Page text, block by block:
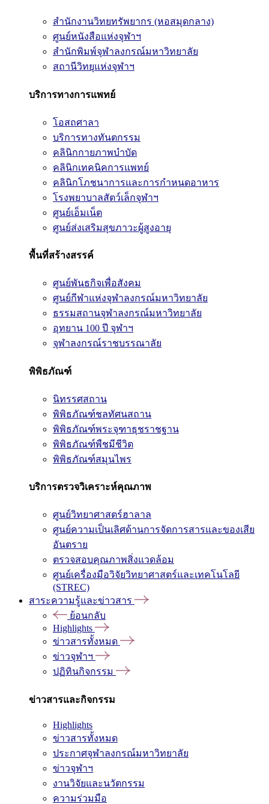
สำนักงานวิทยทรัพยากร (หอสมุดกลาง)
ศูนย์หนังสือแห่งจุฬาฯ
สำนักพิมพ์จุฬาลงกรณ์มหาวิทยาลัย
สถานีวิทยุแห่งจุฬาฯ
บริการทางการแพทย์
โอสถศาลา
บริการทางทันตกรรม
คลินิกกายภาพบำบัด
คลินิกเทคนิคการแพทย์
คลินิกโภชนาการและการกำหนดอาหาร
โรงพยาบาลสัตว์เล็กจุฬาฯ
ศูนย์เอ็มเน็ต
ศูนย์ส่งเสริมสุขภาวะผู้สูงอายุ
พื้นที่สร้างสรรค์
ศูนย์พันธกิจเพื่อสังคม
ศูนย์กีฬาแห่งจุฬาลงกรณ์มหาวิทยาลัย
ธรรมสถานจุฬาลงกรณ์มหาวิทยาลัย
อุทยาน 100 ปี จุฬาฯ
จุฬาลงกรณ์ราชบรรณาลัย
พิพิธภัณฑ์
นิทรรศสถาน
พิพิธภัณฑ์ชลทัศนสถาน
พิพิธภัณฑ์พระจุฑาธุชราชฐาน
พิพิธภัณฑ์พืชมีชีวิต
พิพิธภัณฑ์สมุนไพร
บริการตรวจวิเคราะห์คุณภาพ
ศูนย์วิทยาศาสตร์ฮาลาล
ศูนย์ความเป็นเลิศด้านการจัดการสารและของเสีย
อันตราย
ตรวจสอบคุณภาพสิ่งแวดล้อม
ศูนย์เครื่องมือวิจัยวิทยาศาสตร์และเทคโนโลยี
(STREC)
สาระความรู้และข่าวสาร
ย้อนกลับ
Highlights
ข่าวสารทั้งหมด
ข่าวจุฬาฯ
ปฏิทินกิจกรรม
ข่าวสารและกิจกรรม
Highlights
ข่าวสารทั้งหมด
ประกาศจุฬาลงกรณ์มหาวิทยาลัย
ข่าวจุฬาฯ
งานวิจัยและนวัตกรรม
ความร่วมมือ